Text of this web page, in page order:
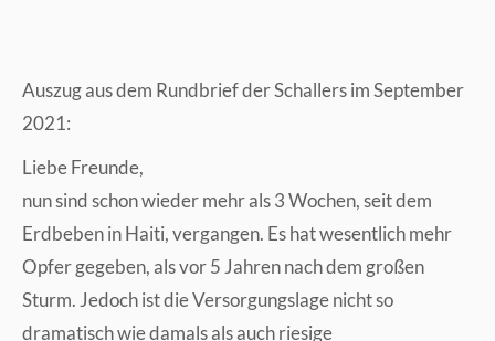
Auszug aus dem Rundbrief der Schallers im September
2021:
Liebe Freunde,
nun sind schon wieder mehr als 3 Wochen, seit dem
Erdbeben in Haiti, vergangen. Es hat wesentlich mehr
Opfer gegeben, als vor 5 Jahren nach dem großen
Sturm. Jedoch ist die Versorgungslage nicht so
dramatisch wie damals als auch riesige